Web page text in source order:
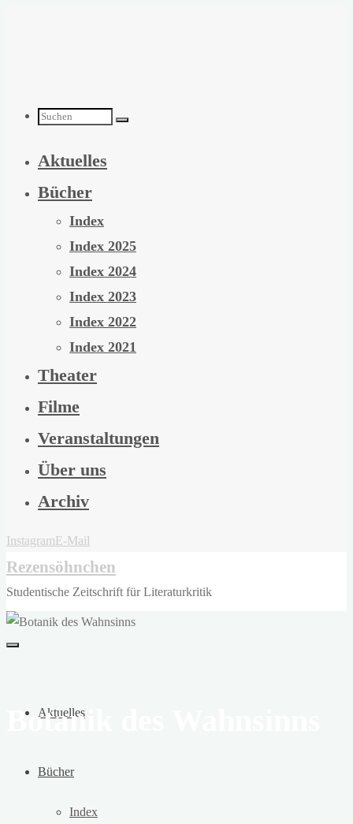
Suchen
nach:
Aktuelles
Bücher
Index
Index 2025
Index 2024
Index 2023
Index 2022
Index 2021
Theater
Filme
Veranstaltungen
Über uns
Archiv
InstagramE-Mail
Rezensöhnchen
Studentische Zeitschrift für Literaturkritik
Aktuelles
Bücher
Index
Botanik des Wahnsinns